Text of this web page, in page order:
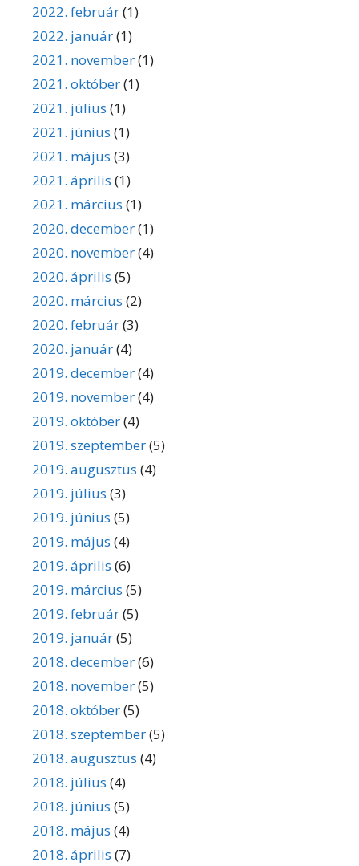
2022. február(1)
2022. január(1)
2021. november(1)
2021. október(1)
2021. július (1)
2021. június (1)
2021. május (3)
2021. április (1)
2021. március (1)
2020. december(1)
2020. november(4)
2020. április (5)
2020. március (2)
2020. február(3)
2020. január(4)
2019. december(4)
2019. november(4)
2019. október(4)
2019. szeptember(5)
2019. augusztus (4)
2019. július (3)
2019. június (5)
2019. május (4)
2019. április (6)
2019. március (5)
2019. február(5)
2019. január(5)
2018. december(6)
2018. november(5)
2018. október(5)
2018. szeptember(5)
2018. augusztus (4)
2018. július (4)
2018. június (5)
2018. május (4)
2018. április (7)